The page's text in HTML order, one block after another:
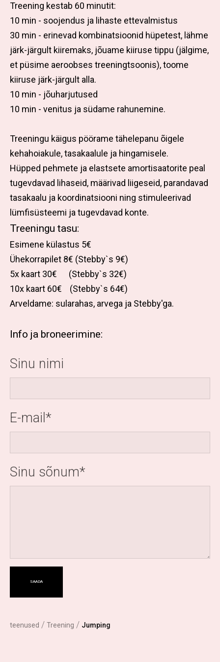
Treening kestab 60 minutit:
10 min - soojendus ja lihaste ettevalmistus
30 min - erinevad kombinatsioonid hüpetest, lähme
järk-järgult kiiremaks, jõuame kiiruse tippu (jälgime,
et püsime aeroobses treeningtsoonis), toome
kiiruse järk-järgult alla.
10 min - jõuharjutused
10 min - venitus ja südame rahunemine.
Treeningu käigus pöörame tähelepanu õigele
kehahoiakule, tasakaalule ja hingamisele.
Hüpped pehmete ja elastsete amortisaatorite peal
tugevdavad lihaseid, määrivad liigeseid, parandavad
tasakaalu ja koordinatsiooni ning stimuleerivad
lümfisüsteemi ja tugevdavad konte.
Treeningu tasu:
Esimene külastus 5€
Ühekorrapilet 8€ (Stebby`s 9€)
5x kaart 30€ (Stebby`s 32€)
10x kaart 60€ (Stebby`s 64€)
Arveldame: sularahas, arvega ja Stebby'ga.
Info ja broneerimine:
Sinu nimi
E-mail
Sinu sõnum
teenused / Treening / Jumping